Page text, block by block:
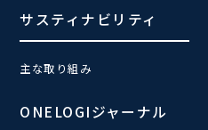
サスティナビリティ
主な取り組み
ONELOGIジャーナル